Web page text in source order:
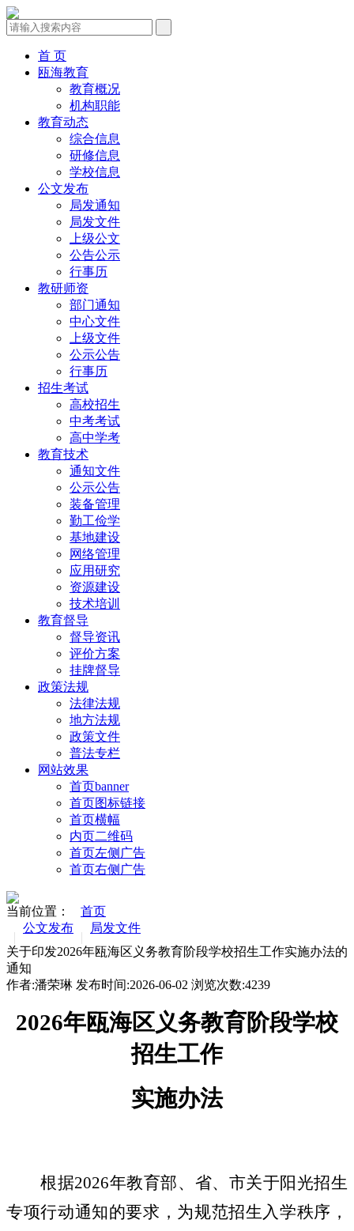
首 页
瓯海教育
教育概况
机构职能
教育动态
综合信息
研修信息
学校信息
公文发布
局发通知
局发文件
上级公文
公告公示
行事历
教研师资
部门通知
中心文件
上级文件
公示公告
行事历
招生考试
高校招生
中考考试
高中学考
教育技术
通知文件
公示公告
装备管理
勤工俭学
基地建设
网络管理
应用研究
资源建设
技术培训
教育督导
督导资讯
评价方案
挂牌督导
政策法规
法律法规
地方法规
政策文件
普法专栏
网站效果
首页banner
首页图标链接
首页横幅
内页二维码
首页左侧广告
首页右侧广告
当前位置：
首页
公文发布
局发文件
关于印发2026年瓯海区义务教育阶段学校招生工作实施办法的
通知
作者:潘荣琳 发布时间:2026-06-02 浏览次数:4239
2026年瓯海区义务教育阶段学校
招生工作
实施办法
根据2026年教育部、省、市关于阳光招生
专项行动通知的要求，为规范招生入学秩序，